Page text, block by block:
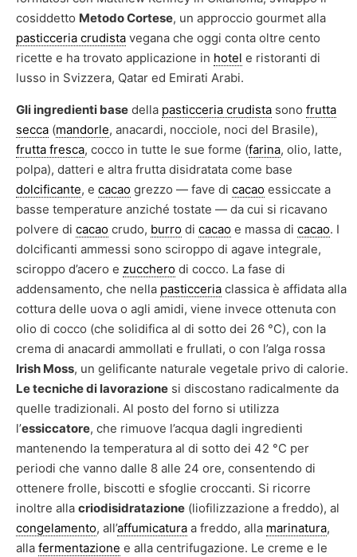
cosiddetto Metodo Cortese, un approccio gourmet alla
pasticceria crudista vegana che oggi conta oltre cento
ricette e ha trovato applicazione in hotel e ristoranti di
lusso in Svizzera, Qatar ed Emirati Arabi.
Gli ingredienti base della pasticceria crudista sono frutta
secca (mandorle, anacardi, nocciole, noci del Brasile),
frutta fresca, cocco in tutte le sue forme (farina, olio, latte,
polpa), datteri e altra frutta disidratata come base
dolcificante, e cacao grezzo — fave di cacao essiccate a
basse temperature anziché tostate — da cui si ricavano
polvere di cacao crudo, burro di cacao e massa di cacao. I
dolcificanti ammessi sono sciroppo di agave integrale,
sciroppo d’acero e zucchero di cocco. La fase di
addensamento, che nella pasticceria classica è affidata alla
cottura delle uova o agli amidi, viene invece ottenuta con
olio di cocco (che solidifica al di sotto dei 26 °C), con la
crema di anacardi ammollati e frullati, o con l’alga rossa
Irish Moss, un gelificante naturale vegetale privo di calorie.
Le tecniche di lavorazione si discostano radicalmente da
quelle tradizionali. Al posto del forno si utilizza
l’essiccatore, che rimuove l’acqua dagli ingredienti
mantenendo la temperatura al di sotto dei 42 °C per
periodi che vanno dalle 8 alle 24 ore, consentendo di
ottenere frolle, biscotti e sfoglie croccanti. Si ricorre
inoltre alla criodisidratazione (liofilizzazione a freddo), al
congelamento, all’affumicatura a freddo, alla marinatura,
alla fermentazione e alla centrifugazione. Le creme e le